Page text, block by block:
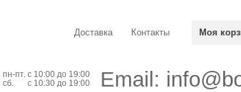
Моя
Доставка Контакты
пн-пт. c 10:00 до 19:00
сб.
с 10:30 до 19:00 Email: